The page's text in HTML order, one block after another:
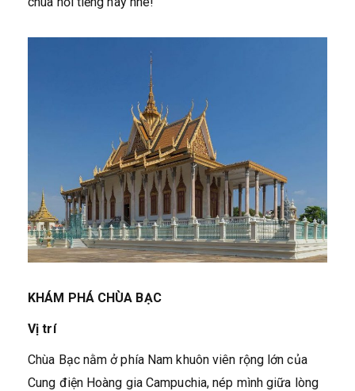
KHÁM PHÁ CHÙA BẠC
Vị trí
Chùa Bạc nằm ở phía Nam khuôn viên rộng lớn của
Cung điện Hoàng gia Campuchia, nép mình giữa lòng